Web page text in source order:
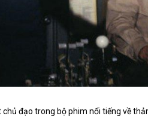
đạo trong bộ phim nổi tiếng về